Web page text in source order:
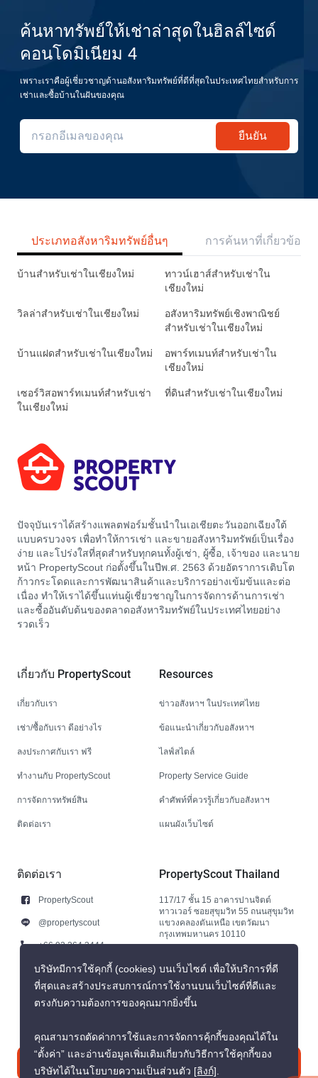
ค้นหาทรัพย์ให้เช่าล่าสุดในฮิลล์ไซด์
คอนโดมิเนียม 4
เพราะเราคือผู้เชี่ยวชาญด้านอสังหาริมทรัพย์ที่ดีที่สุดในประเทศไทยสำหรับการ
เช่าและซื้อบ้านในฝันของคุณ
ยืนยัน
ประเภทอสังหาริมทรัพย์อื่นๆ การค้นหาที่เกี่ยวข้อง
บ้านสำหรับเช่าในเชียงใหม่
ทาวน์เฮาส์สำหรับเช่าใน
เชียงใหม่
วิลล่าสำหรับเช่าในเชียงใหม่
อสังหาริมทรัพย์เชิงพาณิชย์
สำหรับเช่าในเชียงใหม่
บ้านแฝดสำหรับเช่าในเชียงใหม่
อพาร์ทเมนท์สำหรับเช่าใน
เชียงใหม่
เซอร์วิสอพาร์ทเมนท์สำหรับเช่า
ในเชียงใหม่
ที่ดินสำหรับเช่าในเชียงใหม่
ปัจจุบันเราได้สร้างแพลตฟอร์มชั้นนำในเอเชียตะวันออกเฉียงใต้
แบบครบวงจร เพื่อทำให้การเช่า และขายอสังหาริมทรัพย์เป็นเรื่อง
ง่าย และโปร่งใสที่สุดสำหรับทุกคนทั้งผู้เช่า, ผู้ซื้อ, เจ้าของ และนาย
หน้า PropertyScout ก่อตั้งขึ้นในปีพ.ศ. 2563 ด้วยอัตราการเติบโต
ก้าวกระโดดและการพัฒนาสินค้าและบริการอย่างเข้มข้นและต่อ
เนื่อง ทำให้เราได้ขึ้นแท่นผู้เชี่ยวชาญในการจัดการด้านการเช่า
และซื้ออันดับต้นของตลาดอสังหาริมทรัพย์ในประเทศไทยอย่าง
รวดเร็ว
เกี่ยวกับ PropertyScout
เกี่ยวกับเรา
เช่า/ซื้อกับเรา ดีอย่างไร
ลงประกาศกับเรา ฟรี
ทำงานกับ PropertyScout
การจัดการทรัพย์สิน
ติดต่อเรา
Resources
ข่าวอสังหาฯ ในประเทศไทย
ข้อแนะนำเกี่ยวกับอสังหาฯ
ไลฟ์สไตล์
Property Service Guide
คำศัพท์ที่ควรรู้เกี่ยวกับอสังหาฯ
แผนผังเว็บไซต์
ติดต่อเรา
PropertyScout
@propertyscout
+66 92 264 3444
+66 92 264 3444
contact@propertyscout.co.th
PropertyScout Thailand
117/17 ชั้น 15 อาคารปานจิตต์
ทาวเวอร์ ซอยสุขุมวิท 55 ถนนสุขุมวิท
แขวงคลองตันเหนือ เขตวัฒนา
กรุงเทพมหานคร 10110
ติดต่อเรา
บริษัทมีการใช้คุกกี้ (cookies) บนเว็บไซต์ เพื่อให้บริการที่ดี
ที่สุดและสร้างประสบการณ์การใช้งานบนเว็บไซต์ที่ดีและ
ตรงกับความต้องการของคุณมากยิ่งขึ้น
คุณสามารถตัดค่าการใช้และการจัดการคุ้กกี้ของคุณได้ใน
“ตั้งค่า” และอ่านข้อมูลเพิ่มเติมเกี่ยวกับวิธีการใช้คุกกี้ของ
บริษัทได้ในนโยบายความเป็นส่วนตัว [ลิงก์].